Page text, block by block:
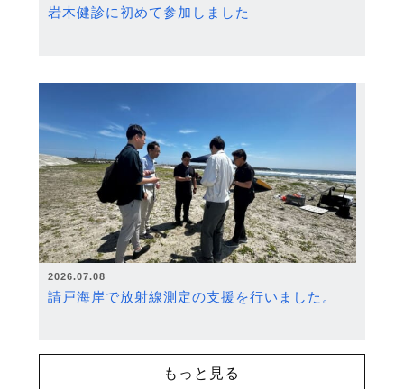
岩木健診に初めて参加しました
2026.07.08
請戸海岸で放射線測定の支援を行いました。
もっと見る